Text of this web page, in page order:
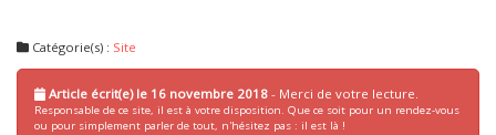
Catégorie(s) : Site
Article écrit(e) le 16 novembre 2018 - Merci de votre lecture.
Responsable de ce site, il est à votre disposition. Que ce soit pour un rendez-vous
ou pour simplement parler de tout, n'hésitez pas : il est là !